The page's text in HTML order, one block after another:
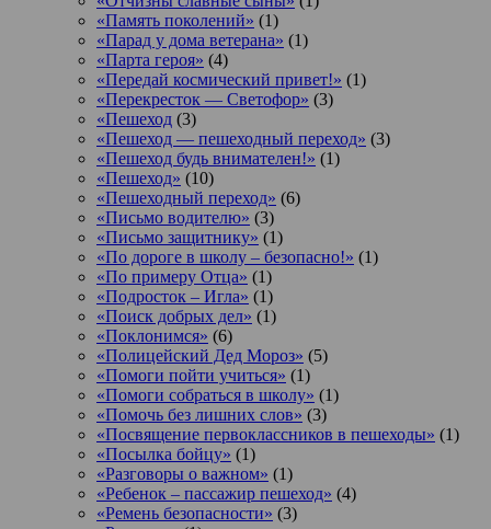
«Память поколений» (1)
«Парад у дома ветерана» (1)
«Парта героя» (4)
«Передай космический привет!» (1)
«Перекресток — Светофор» (3)
«Пешеход (3)
«Пешеход — пешеходный переход» (3)
«Пешеход будь внимателен!» (1)
«Пешеход» (10)
«Пешеходный переход» (6)
«Письмо водителю» (3)
«Письмо защитнику» (1)
«По дороге в школу – безопасно!» (1)
«По примеру Отца» (1)
«Подросток ‒ Игла» (1)
«Поиск добрых дел» (1)
«Поклонимся» (6)
«Полицейский Дед Мороз» (5)
«Помоги пойти учиться» (1)
«Помоги собраться в школу» (1)
«Помочь без лишних слов» (3)
«Посвящение первоклассников в пешеходы» (1)
«Посылка бойцу» (1)
«Разговоры о важном» (1)
«Ребенок – пассажир пешеход» (4)
«Ремень безопасности» (3)